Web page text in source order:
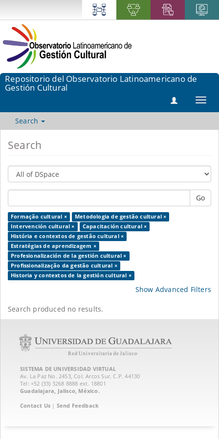
Repositorio del Observatorio Latinoamericano de
Gestión Cultural
Search
Search
Go
Formação cultural ×
Metodologia de gestão cultural ×
Intervención cultural ×
Capacitación cultural ×
História e contextos de gestão cultural ×
Estratégias de aprendizagem ×
Profesionalización de la gestión cultural ×
Profissionalização da gestão cultural ×
Historia y contextos de la gestión cultural ×
Show Advanced Filters
Search produced no results.
SISTEMA DE UNIVERSIDAD VIRTUAL
Av. La Paz No. 2453, Col. Arcos Sur. C.P. 44130
Tel: +52 (33) 3268 8888‏ ext. 18801
Guadalajara, Jalisco, México.
Contact Us | Send Feedback